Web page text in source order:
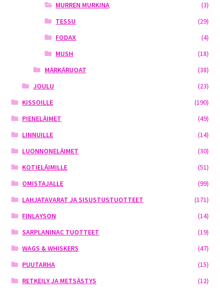
MURREN MURKINA
(3)
TESSU
(29)
FODAX
(4)
MUSH
(18)
MÄRKÄRUOAT
(38)
JOULU
(23)
KISSOILLE
(190)
PIENELÄIMET
(49)
LINNUILLE
(14)
LUONNONELÄIMET
(30)
KOTIELÄIMILLE
(51)
OMISTAJALLE
(99)
LAHJATAVARAT JA SISUSTUSTUOTTEET
(171)
FINLAYSON
(14)
SARPLANINAC TUOTTEET
(19)
WAGS & WHISKERS
(47)
PUUTARHA
(15)
RETKEILY JA METSÄSTYS
(12)